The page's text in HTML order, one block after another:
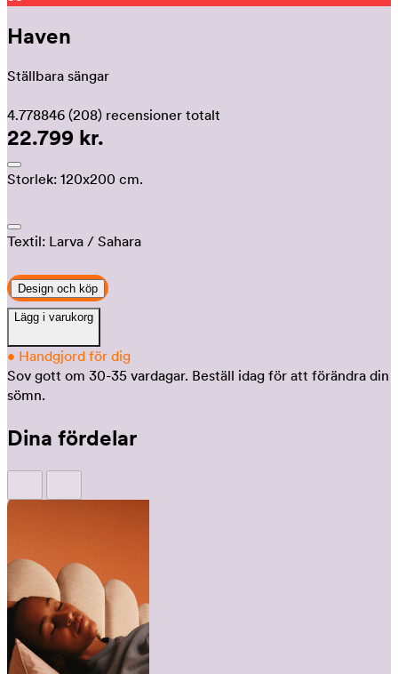
Haven
Ställbara sängar
4.778846 (208) recensioner totalt
22.799 kr.
Storlek: 120x200 cm.
Textil: Larva / Sahara
Design och köp
Lägg i varukorg
• Handgjord för dig
Sov gott om 30-35 vardagar. Beställ idag för att förändra din
sömn.
Dina fördelar